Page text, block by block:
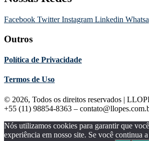
Facebook Twitter Instagram Linkedin
Outros
Política de Privacidade
Termos de Uso
© 2026, Todos os direitos reservados |
+55 (11) 98854-8363 –
Nós utilizamos cookies para garantir que
experiência em nosso site. Se você continua a